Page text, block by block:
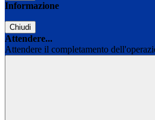
Informazione
Chiudi
Attendere...
Attendere il completamento